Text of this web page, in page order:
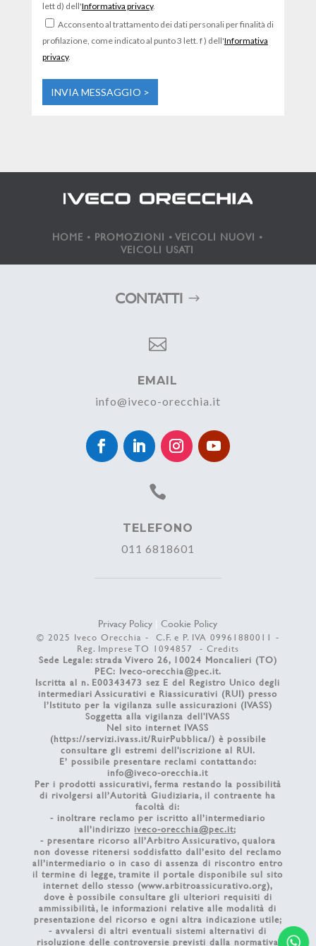
lett d) dell'Informativa privacy.
Acconsento al trattamento dei dati personali per finalità di
profilazione, come indicato al punto 3 lett. f ) dell'Informativa
privacy.
HOME • PROMOZIONI •VEICOLI NUOVI •
VEICOLI USATI
CONTATTI

EMAIL
info@iveco-orecchia.it

TELEFONO
011 6818601
Privacy Policy |Cookie Policy
© 2025 Iveco Orecchia - C.F. e P. IVA 09961880011 -
Reg. Imprese TO 1094857 - Credits
Sede Legale: strada Vivero 26, 10024 Moncalieri (TO)
PEC: Iveco-orecchia@pec.it.
Iscritta al n. E00343473 sez E del Registro Unico degli
intermediari Assicurativi e Riassicurativi (RUI) presso
l’Istituto per la vigilanza sulle assicurazioni (IVASS)
Soggetta alla vigilanza dell'IVASS
Nel sito internet IVASS
(https://servizi.ivass.it/RuirPubblica/) è possibile
consultare gli estremi dell'iscrizione al RUI.
E’ possibile presentare reclami contattando:
info@iveco-orecchia.it
Per i prodotti assicurativi, ferma restando la possibilità
di rivolgersi all’Autorità Giudiziaria, il contraente ha
facoltà di:
- inoltrare reclamo per iscritto all’intermediario
all’indirizzo iveco-orecchia@pec.it;
- presentare ricorso all’Arbitro Assicurativo, qualora
non dovesse ritenersi soddisfatto dall’esito del reclamo
all’intermediario o in caso di assenza di riscontro entro
il termine di legge, tramite il portale disponibile sul sito
internet dello stesso (www.arbitroassicurativo.org),
dove è possibile consultare gli ulteriori requisiti di
ammissibilità, le informazioni relative alle modalità di
presentazione del ricorso e ogni altra indicazione utile;
- avvalersi di altri eventuali sistemi alternativi di
risoluzione delle controversie previsti dalla normativa